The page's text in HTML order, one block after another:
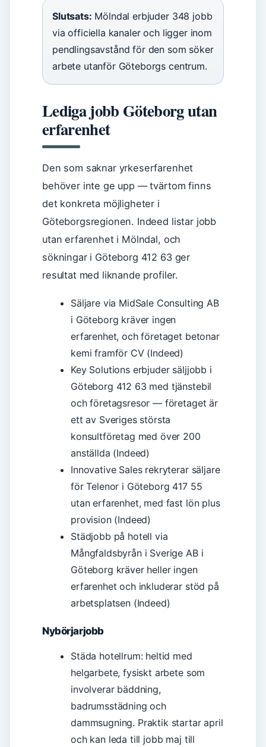
Slutsats: Mölndal erbjuder 348 jobb
via officiella kanaler och ligger inom
pendlingsavstånd för den som söker
arbete utanför Göteborgs centrum.
Lediga jobb Göteborg utan
erfarenhet
Den som saknar yrkeserfarenhet
behöver inte ge upp — tvärtom finns
det konkreta möjligheter i
Göteborgsregionen. Indeed listar jobb
utan erfarenhet i Mölndal, och
sökningar i Göteborg 412 63 ger
resultat med liknande profiler.
Säljare via MidSale Consulting AB
i Göteborg kräver ingen
erfarenhet, och företaget betonar
kemi framför CV (Indeed)
Key Solutions erbjuder säljjobb i
Göteborg 412 63 med tjänstebil
och företagsresor — företaget är
ett av Sveriges största
konsultföretag med över 200
anställda (Indeed)
Innovative Sales rekryterar säljare
för Telenor i Göteborg 417 55
utan erfarenhet, med fast lön plus
provision (Indeed)
Städjobb på hotell via
Mångfaldsbyrån i Sverige AB i
Göteborg kräver heller ingen
erfarenhet och inkluderar stöd på
arbetsplatsen (Indeed)
Nybörjarjobb
Städa hotellrum: heltid med
helgarbete, fysiskt arbete som
involverar bäddning,
badrumsstädning och
dammsugning. Praktik startar april
och kan leda till jobb maj till